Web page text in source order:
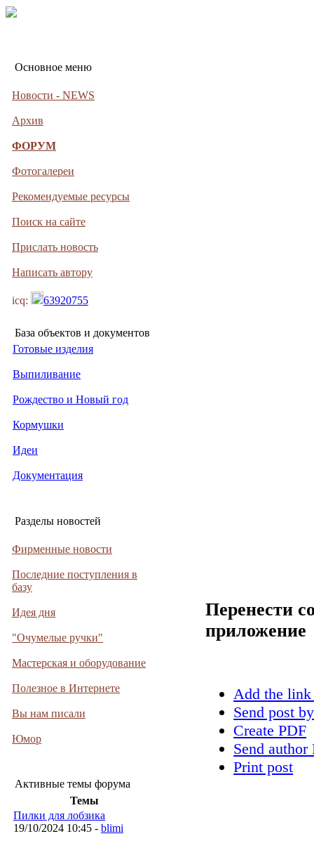
Основное меню
Новости - NEWS
Архив
ФОРУМ
Фотогалереи
Рекомендуемые ресурсы
Поиск на сайте
Прислать новость
Написать автору
icq: 63920755
База объектов и документов
Готовые изделия
Выпиливание
Рождество и Новый год
Кормушки
Идеи
Документация
Разделы новостей
Фирменные новости
Последние поступления в
базу
Идея дня
"Очумелые ручки"
Мастерская и оборудование
Полезное в Интернете
Вы нам писали
Юмор
Активные темы форума
Темы
Пилки для лобзика
19/10/2024 10:45 - blimi
Перенести
приложение
Add the
Send post
Create PDF
Send
Print post